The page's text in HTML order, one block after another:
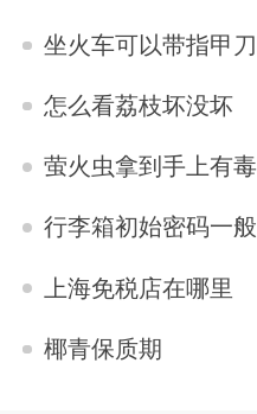
坐火车可以带指甲
怎么看荔枝坏没坏
萤火虫拿到手上有
行李箱初始密码一
上海免税店在哪里
椰青保质期